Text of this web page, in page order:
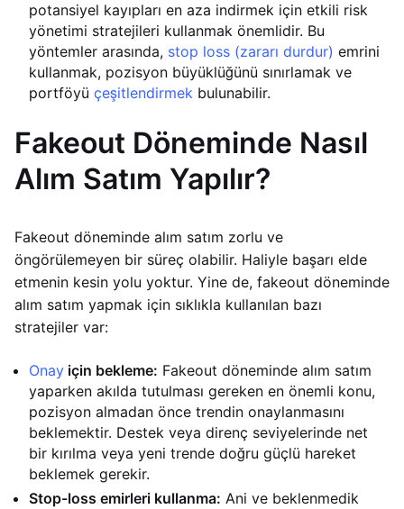
potansiyel kayıpları en aza indirmek için etkili risk
yönetimi stratejileri kullanmak önemlidir. Bu
yöntemler arasında, stop loss (zararı durdur) emrini
kullanmak, pozisyon büyüklüğünü sınırlamak ve
portföyü çeşitlendirmek bulunabilir.
Fakeout Döneminde Nasıl
Alım Satım Yapılır?
Fakeout döneminde alım satım zorlu ve
öngörülemeyen bir süreç olabilir. Haliyle başarı elde
etmenin kesin yolu yoktur. Yine de, fakeout döneminde
alım satım yapmak için sıklıkla kullanılan bazı
stratejiler var:
Onay için bekleme: Fakeout döneminde alım satım
yaparken akılda tutulması gereken en önemli konu,
pozisyon almadan önce trendin onaylanmasını
beklemektir. Destek veya direnç seviyelerinde net
bir kırılma veya yeni trende doğru güçlü hareket
beklemek gerekir.
Stop-loss emirleri kullanma: Ani ve beklenmedik